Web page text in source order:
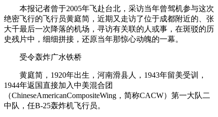
本报记者曾于2005年飞赴台北，采访当年曾驾机参与这次
绝密飞行的飞行员黄庭简，近期又走访了位于成都附近的、张
大千最后一次降落的机场，寻访有关联的人或事，在斑驳的历
史残片中，细细拼接，还原当年那惊心动魄的一幕。
受令轰炸广水铁桥
黄庭简，1920年出生，河南滑县人，1943年留美受训，
1944年返国直接加入中美混合团
（ChineseAmericanCompositeWing，简称CACW）第一大队二
中队，任B-25轰炸机飞行员。